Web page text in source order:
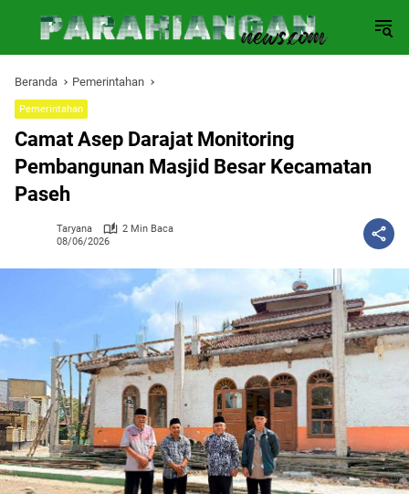
Beranda Pemerintahan
Pemerintahan
Camat Asep Darajat Monitoring
Pembangunan Masjid Besar Kecamatan
Paseh
Taryana
2 Min Baca
08/06/2026